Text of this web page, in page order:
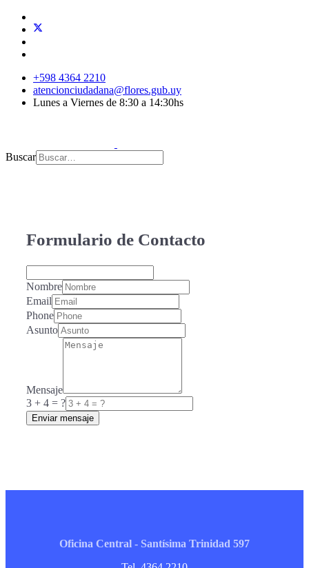
+598 4364 2210
atencionciudadana@flores.gub.uy
Lunes a Viernes de 8:30 a 14:30hs
Buscar
Formulario de Contacto
Nombre
Email
Phone
Asunto
Mensaje
3 + 4 = ?
Enviar mensaje
Oficina Central - Santísima Trinidad 597